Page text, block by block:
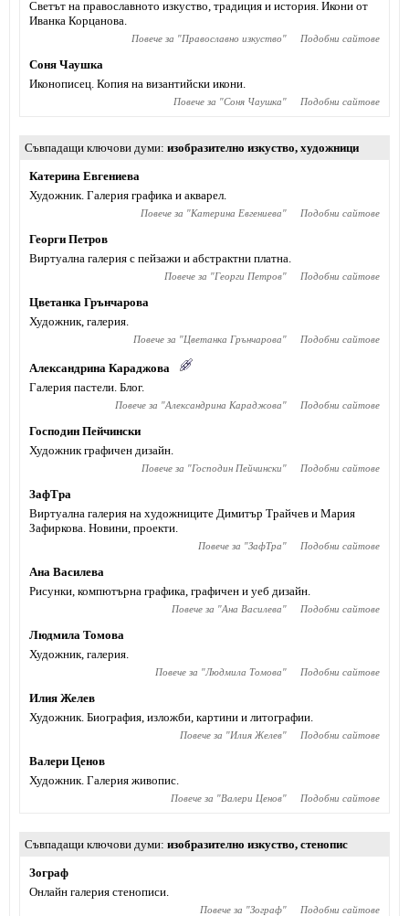
Светът на православното изкуство, традиция и история. Икони от
Иванка Корцанова.
Повече за "Православно изкуство" Подобни сайтове
Соня Чаушка
Иконописец. Копия на византийски икони.
Повече за "Соня Чаушка" Подобни сайтове
Съвпадащи ключови думи изобразително изкуство, художници
Катерина Евгениева
Художник. Галерия графика и акварел.
Повече за "Катерина Евгениева" Подобни сайтове
Георги Петров
Виртуална галерия с пейзажи и абстрактни платна.
Повече за "Георги Петров" Подобни сайтове
Цветанка Грънчарова
Художник, галерия.
Повече за "Цветанка Грънчарова" Подобни сайтове
Александрина Караджова
Галерия пастели. Блог.
Повече за "Александрина Караджова" Подобни сайтове
Господин Пейчински
Художник графичен дизайн.
Повече за "Господин Пейчински" Подобни сайтове
ЗафТра
Виртуална галерия на художниците Димитър Трайчев и Мария
Зафиркова. Новини, проекти.
Повече за "ЗафТра" Подобни сайтове
Ана Василева
Рисунки, компютърна графика, графичен и уеб дизайн.
Повече за "Ана Василева" Подобни сайтове
Людмила Томова
Художник, галерия.
Повече за "Людмила Томова" Подобни сайтове
Илия Желев
Художник. Биография, изложби, картини и литографии.
Повече за "Илия Желев" Подобни сайтове
Валери Ценов
Художник. Галерия живопис.
Повече за "Валери Ценов" Подобни сайтове
Съвпадащи ключови думи изобразително изкуство, стенопис
Зограф
Онлайн галерия стенописи.
Повече за "Зограф" Подобни сайтове